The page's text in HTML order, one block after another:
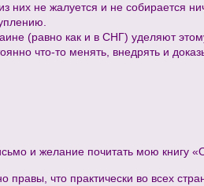
них не жалуется и не собирается
(равно как и в СНГ) уделяют
что-то менять, внедрять и
и желание почитать мою книгу
правы, что практически во всех